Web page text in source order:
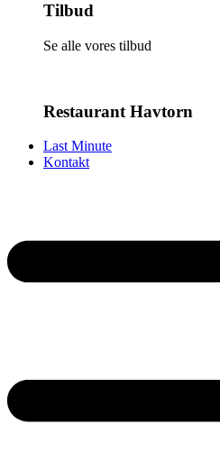
Tilbud
Se alle vores tilbud
Restaurant Havtorn
Last Minute
Kontakt